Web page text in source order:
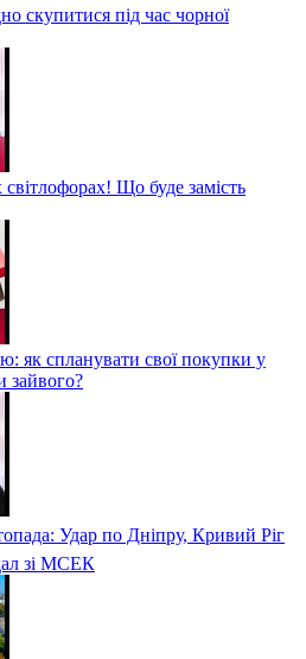
скупитися під час чорної
Що буде замість
як спланувати свої покупки у
зайвого?
Удар по Дніпру, Кривий Ріг
зі МСЕК